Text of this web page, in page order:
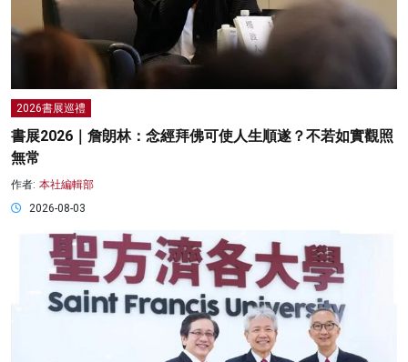
2026書展巡禮
書展2026｜詹朗林：念經拜佛可使人生順遂？不若如實觀照
無常
作者: 本社編輯部
2026-08-03